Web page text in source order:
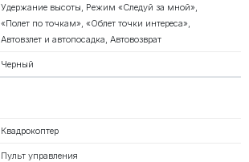
Удержание высоты, Режим «Следуй за мной»,
«Полет по точкам», «Облет точки интереса»,
Автовзлет и автопосадка, Автовозврат
Черный
Квадрокоптер
Пульт управления